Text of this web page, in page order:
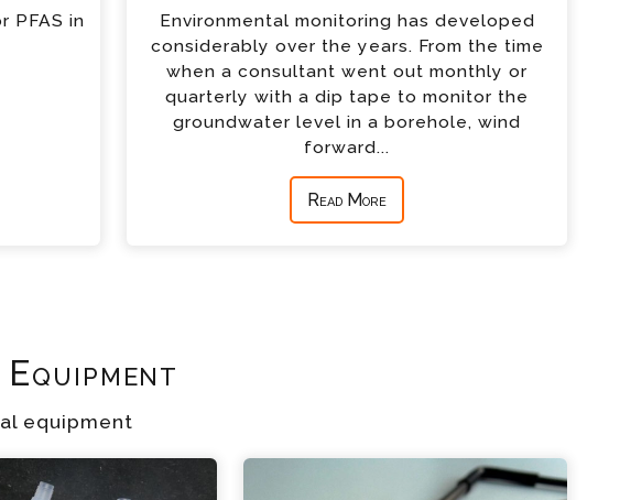
PFAS in
Environmental monitoring has developed
considerably over the years. From the time
when a consultant went out monthly or
quarterly with a dip tape to monitor the
groundwater level in a borehole, wind
forward...
Read More
equipment